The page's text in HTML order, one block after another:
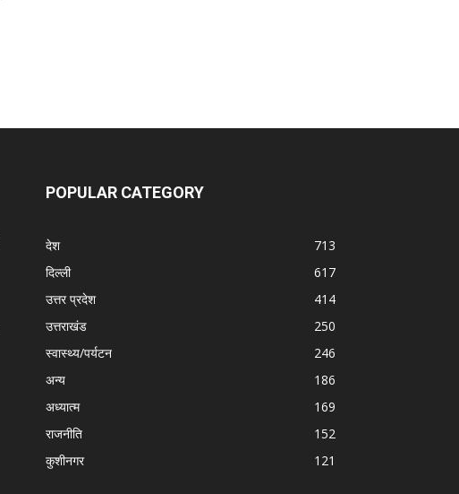
POPULAR CATEGORY
देश
713
दिल्ली
617
उत्तर प्रदेश
414
उत्तराखंड
250
स्वास्थ्य/पर्यटन
246
अन्य
186
अध्यात्म
169
राजनीति
152
कुशीनगर
121